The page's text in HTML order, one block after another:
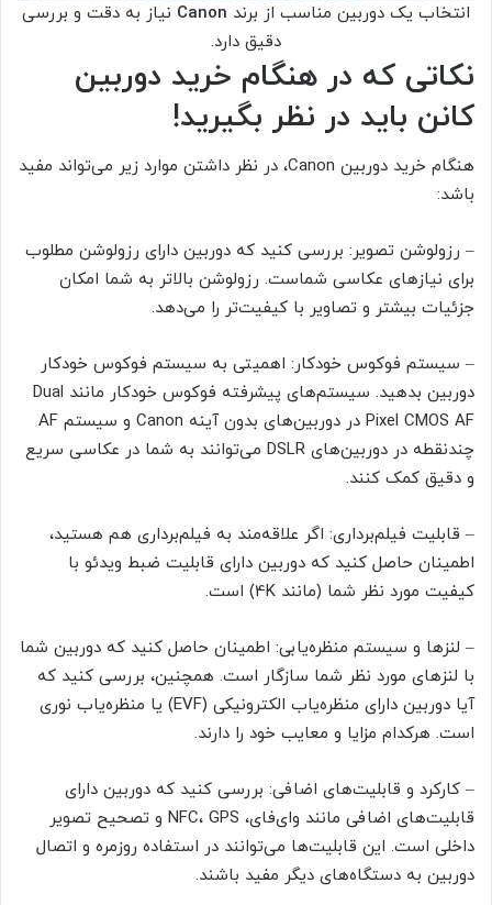
انتخاب یک دوربین مناسب از برند Canon نیاز به دقت و بررسی
دقیق دارد.
نکاتی که در هنگام خرید دوربین
کانن باید در نظر بگیرید!
هنگام خرید دوربین Canon، در نظر داشتن موارد زیر می‌تواند مفید
باشد:
– رزولوشن تصویر: بررسی کنید که دوربین دارای رزولوشن مطلوب
برای نیازهای عکاسی شماست. رزولوشن بالاتر به شما امکان
جزئیات بیشتر و تصاویر با کیفیت‌تر را می‌دهد.
– سیستم فوکوس خودکار: اهمیتی به سیستم فوکوس خودکار
دوربین بدهید. سیستم‌های پیشرفته فوکوس خودکار مانند Dual
Pixel CMOS AF در دوربین‌های بدون آینه Canon و سیستم AF
چندنقطه در دوربین‌های DSLR می‌توانند به شما در عکاسی سریع
و دقیق کمک کنند.
– قابلیت فیلم‌برداری: اگر علاقه‌مند به فیلم‌برداری هم هستید،
اطمینان حاصل کنید که دوربین دارای قابلیت ضبط ویدئو با
کیفیت مورد نظر شما (مانند 4K) است.
– لنزها و سیستم منظره‌یابی: اطمینان حاصل کنید که دوربین شما
با لنزهای مورد نظر شما سازگار است. همچنین، بررسی کنید که
آیا دوربین دارای منظره‌یاب الکترونیکی (EVF) یا منظره‌یاب نوری
است. هرکدام مزایا و معایب خود را دارند.
– کارکرد و قابلیت‌های اضافی: بررسی کنید که دوربین دارای
قابلیت‌های اضافی مانند وای‌فای، NFC، GPS و تصحیح تصویر
داخلی است. این قابلیت‌ها می‌توانند در استفاده روزمره و اتصال
دوربین به دستگاه‌های دیگر مفید باشند.